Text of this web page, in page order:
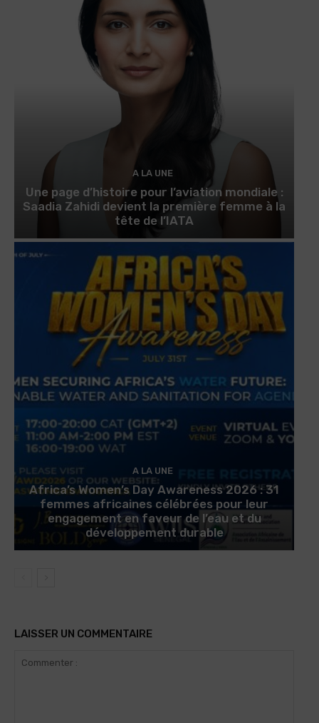
A LA UNE
Une page d’histoire pour l’aviation mondiale :
Saadia Zahidi devient la première femme à la
tête de l’IATA
A LA UNE
Africa’s Women’s Day Awareness 2026 : 31
femmes africaines célébrées pour leur
engagement en faveur de l’eau et du
développement durable
LAISSER UN COMMENTAIRE